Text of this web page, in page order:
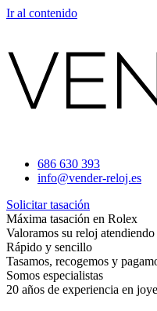
Ir al contenido
686 630 393
info@vender-reloj.es
Solicitar tasación
Máxima tasación en Rolex
Valoramos su reloj
Rápido y sencillo
Tasamos, recogemos y
Somos especialistas
20 años de experiencia en